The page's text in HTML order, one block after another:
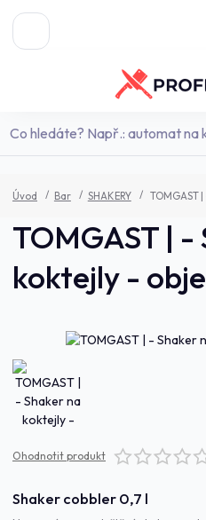
Úvod Bar SHAKERY TOMGAST
TOMGAST | -
koktejly -
Ohodnotit produkt
Shaker cobbler 0,7 l